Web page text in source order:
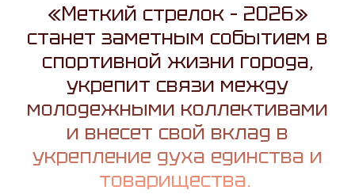
«Меткий стрелок – 2026»
станет заметным событием в
спортивной жизни города,
укрепит связи между
молодежными коллективами
и внесет свой вклад в
укрепление духа единства и
товарищества.